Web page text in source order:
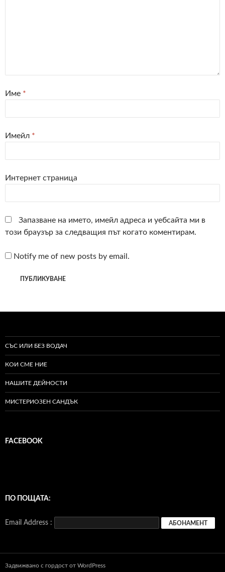
Име *
Имейл *
Интернет страница
Запазване на името, имейл адреса и уебсайта ми в
този браузър за следващия път когато коментирам.
Notify me of new posts by email.
СЪС ИЛИ БЕЗ ВОДАЧ
КОИ СМЕ НИЕ
НАШИТЕ ДЕЙНОСТИ
МИСТЕРИОЗЕН САНДЪК
FACEBOOK
ПО ПОЩАТА:
Email Address :
Задвижвано с гордост от WordPress